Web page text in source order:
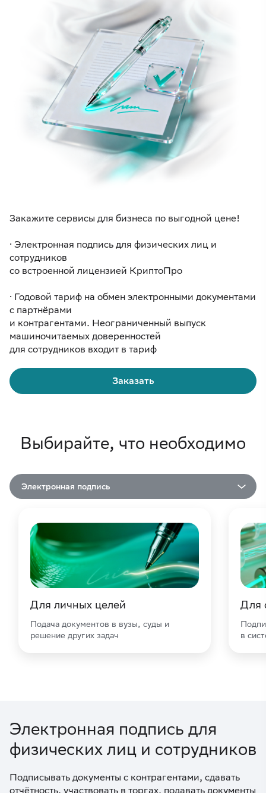
Закажите сервисы для бизнеса по выгодной цене!
· Электронная подпись для физических лиц и
сотрудников
со встроенной лицензией КриптоПро
· Годовой тариф на обмен электронными документами
с партнёрами
и контрагентами. Неограниченный выпуск
машиночитаемых доверенностей
для сотрудников входит в тариф
Заказать
Выбирайте, что необходимо
Электронная подпись
Для личных целей
Подача документов в вузы, суды и
решение других задач
Для
в
Электронная подпись для
физических лиц и сотрудников
Подписывать документы с контрагентами, сдавать
отчётность, участвовать в торгах, подавать документы